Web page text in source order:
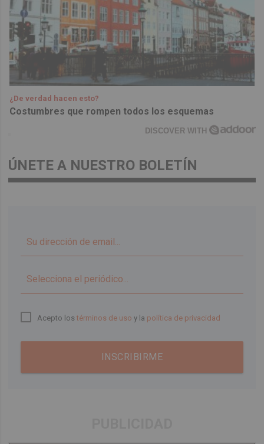
¿De verdad hacen esto?
Costumbres que rompen todos los esquemas
DISCOVER WITH
ÚNETE A NUESTRO BOLETÍN
Acepto lostérminos de uso y la política de privacidad
INSCRIBIRME